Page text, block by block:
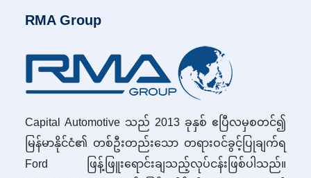
RMA Group
Capital Automotive သည် 2013 ခုနှစ် ဧပြီလမှစတင်၍
မြန်မာနိုင်ငံ၏ တစ်ဦးတည်းသော တရားဝင်ခွင့်ပြုချက်ရ
Ford ဖြန့်ဖြူးရောင်းချသည့်လုပ်ငန်းဖြစ်ပါသည်။